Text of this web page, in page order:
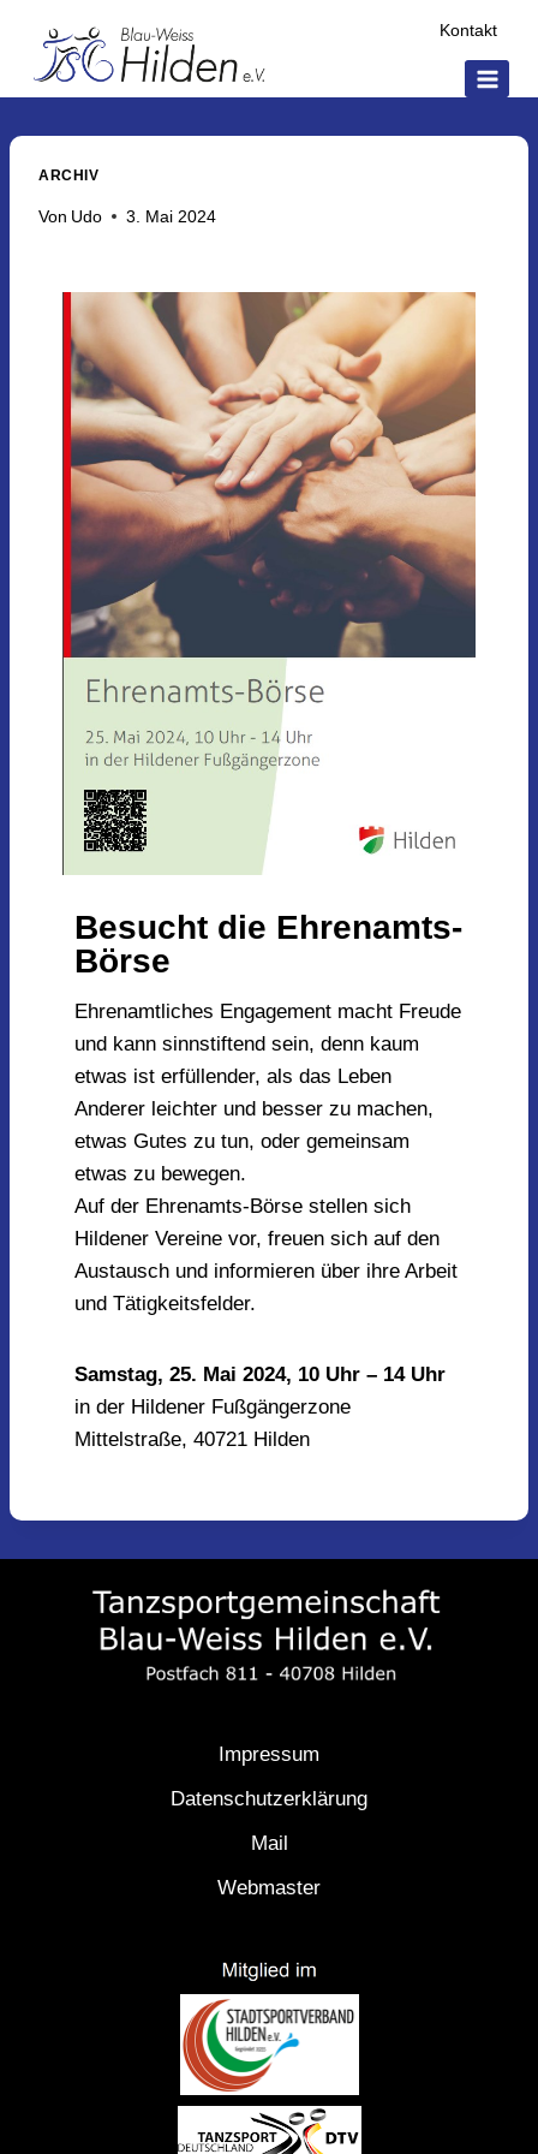
Kontakt
ARCHIV
Von Udo 3. Mai 2024
Besucht die Ehrenamts-
Börse
Ehrenamtliches Engagement macht Freude
und kann sinnstiftend sein, denn kaum
etwas ist erfüllender, als das Leben
Anderer leichter und besser zu machen,
etwas Gutes zu tun, oder gemeinsam
etwas zu bewegen.
Auf der Ehrenamts-Börse stellen sich
Hildener Vereine vor, freuen sich auf den
Austausch und informieren über ihre Arbeit
und Tätigkeitsfelder.
Samstag, 25. Mai 2024, 10 Uhr – 14 Uhr
in der Hildener Fußgängerzone
Mittelstraße, 40721 Hilden
Impressum
Datenschutzerklärung
Mail
Webmaster